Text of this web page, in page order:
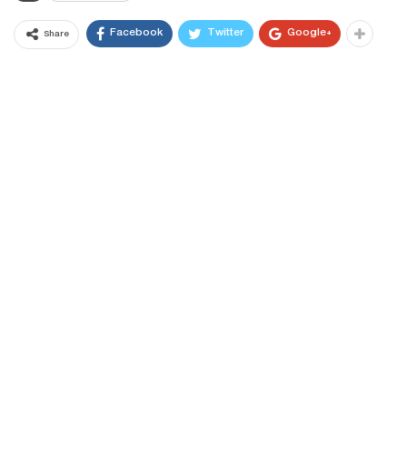
Share Facebook Twitter Google+